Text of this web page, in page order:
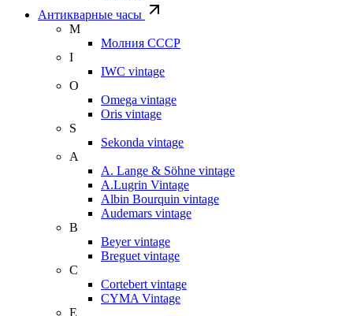
Антикварные часы
М
Молния СССР
I
IWC vintage
O
Omega vintage
Oris vintage
S
Sekonda vintage
A
A. Lange & Söhne vintage
A.Lugrin Vintage
Albin Bourquin vintage
Audemars vintage
B
Beyer vintage
Breguet vintage
C
Cortebert vintage
CYMA Vintage
E